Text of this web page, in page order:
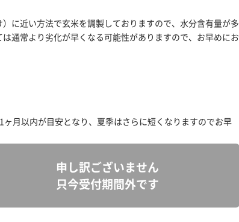
に近い方法で玄米を調製しておりますので、水分含有量が多
通常より劣化が早くなる可能性がありますので、お早めにお
月以内が目安となり、夏季はさらに短くなりますのでお早
申し訳ございません
只今受付期間外です